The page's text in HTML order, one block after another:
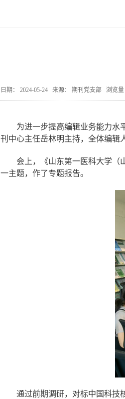
日期： 2024-05-24 来源： 期刊党支部 浏览量
为进一步提高编辑业务能力水
刊中心主任岳林明主持，全体编辑
会上，《山东第一医科大学（
一主题，作了专题报告。
通过前期调研，对标中国科技